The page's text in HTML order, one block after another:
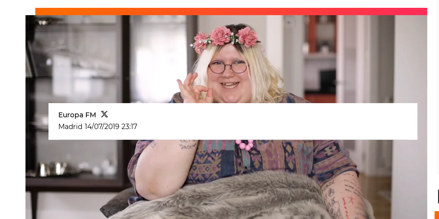
Europa FM
Madrid 14/07/2019 23:17
👉 Y recuerda que puedes volver a escuchar el podcast aquí, ver los mejores
momentos en Europa FM y elvídeo completo en Flooxer. ¡La semana que
viene, más! Esto es
#ProblemasDelPrimerMundo.
humor challenge Problemas Del Primer Mundo Soy una pringada Victoria Martín